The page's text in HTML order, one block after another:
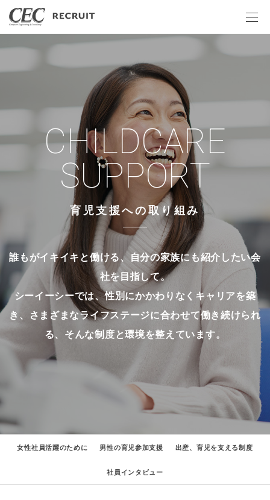
CHILDCARE
SUPPORT
育児支援への取り組み
誰もがイキイキと働ける、自分の家族にも紹介したい会
社を目指して。
シーイーシーでは、性別にかかわりなくキャリアを築
き、さまざまなライフステージに合わせて働き続けられ
る、そんな制度と環境を整えています。
女性社員活躍のために 男性の育児参加支援 出産、育児を支える制度
社員インタビュー